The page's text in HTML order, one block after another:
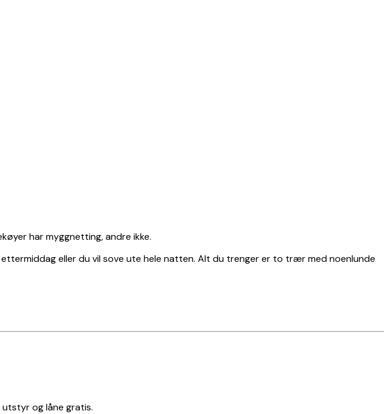
har myggnetting, andre ikke.
eller du vil sove ute hele natten. Alt du trenger er to trær med noenlunde
og låne gratis.